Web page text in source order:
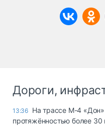
Дороги,
13:36 На трассе М-4 «Дон»
протяжённостью более 30